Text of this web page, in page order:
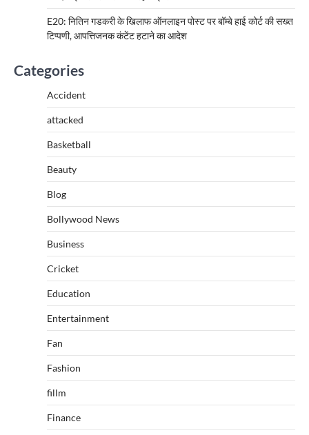
E20: नितिन गडकरी के खिलाफ ऑनलाइन पोस्ट पर बॉम्बे हाई कोर्ट की सख्त
टिप्पणी, आपत्तिजनक कंटेंट हटाने का आदेश
Categories
Accident
attacked
Basketball
Beauty
Blog
Bollywood News
Business
Cricket
Education
Entertainment
Fan
Fashion
fillm
Finance